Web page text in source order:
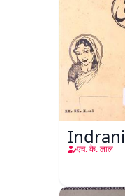
Indrani
एच. के. लाल